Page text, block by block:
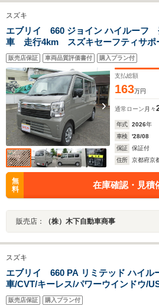
スズキ
エブリイ 660 ジョイン ハイルーフ
車 走行4km スズキセーフティサポ
販売店保証 車両品質評価書付 購入プラン付
支払総額
163万円
通常ローン 月々
年式 2026年
車検
'28/08
保証
保証付
住所
京都府京
無
料
在庫確認・見積
販売店： （株）木下自動車商事
スズキ
エブリイ 660 PA リミテッド ハイ
車/CVT/キーレス/パワーウインドウ/
サポート/プライバシーガラス
販売店保証 購入プラン付